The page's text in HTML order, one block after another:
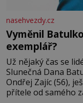
nasehvezdy.cz
Vyměnil
exemplář?
Už nějaký čas se
Slunečná Dana
Ondřej Zajíc (56), ještě vůbec
přítele od samého